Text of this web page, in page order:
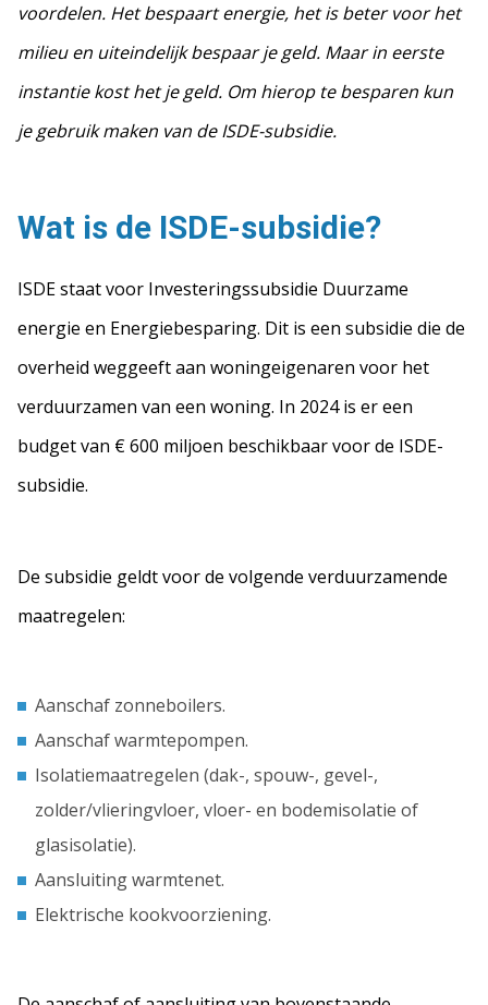
voordelen. Het bespaart energie, het is beter voor het
milieu en uiteindelijk bespaar je geld. Maar in eerste
instantie kost het je geld. Om hierop te besparen kun
je gebruik maken van de ISDE-subsidie.
Wat is de ISDE-subsidie?
ISDE staat voor Investeringssubsidie Duurzame
energie en Energiebesparing. Dit is een subsidie die de
overheid weggeeft aan woningeigenaren voor het
verduurzamen van een woning. In 2024 is er een
budget van € 600 miljoen beschikbaar voor de ISDE-
subsidie.
De subsidie geldt voor de volgende verduurzamende
maatregelen:
Aanschaf zonneboilers.
Aanschaf warmtepompen.
Isolatiemaatregelen (dak-, spouw-, gevel-,
zolder/vlieringvloer, vloer- en bodemisolatie of
glasisolatie).
Aansluiting warmtenet.
Elektrische kookvoorziening.